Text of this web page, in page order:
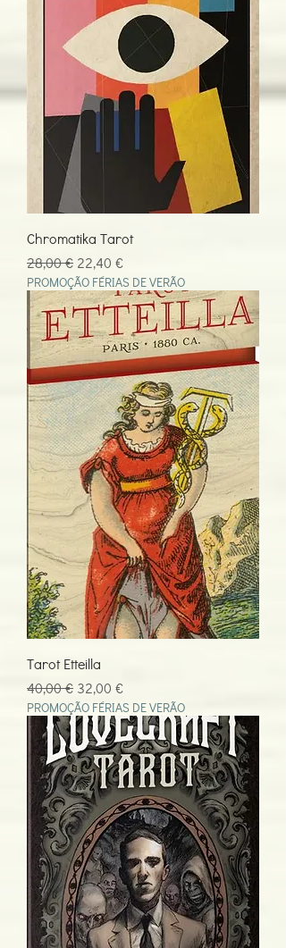
Chromatika Tarot
Preço normal
28,00 € Preço promocional
22,40 €
PROMOÇÃO FÉRIAS DE VERÃO
Tarot Etteilla
Preço normal
40,00 € Preço promocional
32,00 €
PROMOÇÃO FÉRIAS DE VERÃO